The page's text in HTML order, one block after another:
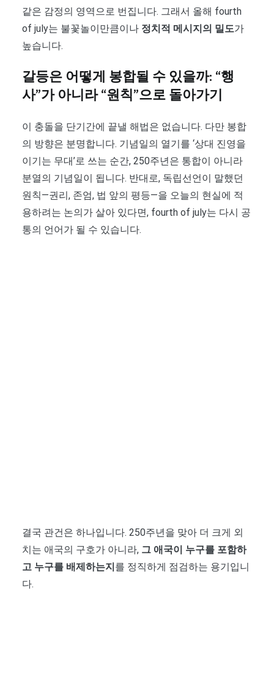
같은 감정의 영역으로 번집니다. 그래서 올해 fourth
of july는 불꽃놀이만큼이나 정치적 메시지의 밀도가
높습니다.
갈등은 어떻게 봉합될 수 있을까: “행
사”가 아니라 “원칙”으로 돌아가기
이 충돌을 단기간에 끝낼 해법은 없습니다. 다만 봉합
의 방향은 분명합니다. 기념일의 열기를 ‘상대 진영을
이기는 무대’로 쓰는 순간, 250주년은 통합이 아니라
분열의 기념일이 됩니다. 반대로, 독립선언이 말했던
원칙—권리, 존엄, 법 앞의 평등—을 오늘의 현실에 적
용하려는 논의가 살아 있다면, fourth of july는 다시 공
통의 언어가 될 수 있습니다.
결국 관건은 하나입니다. 250주년을 맞아 더 크게 외
치는 애국의 구호가 아니라, 그 애국이 누구를 포함하
고 누구를 배제하는지 를 정직하게 점검하는 용기입니
다.